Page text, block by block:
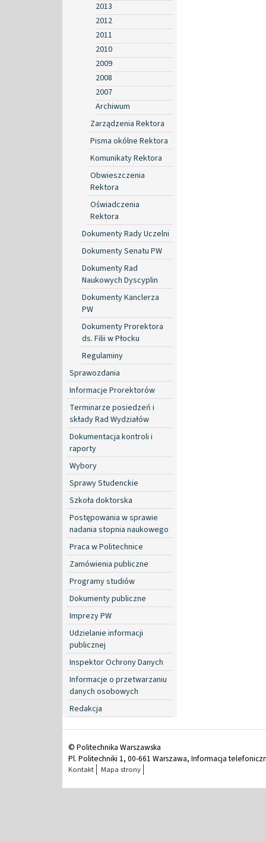
2013
2012
2011
2010
2009
2008
2007
Archiwum
Zarządzenia Rektora
Pisma okólne Rektora
Komunikaty Rektora
Obwieszczenia
Rektora
Oświadczenia
Rektora
Dokumenty Rady Uczelni
Dokumenty Senatu PW
Dokumenty Rad
Naukowych Dyscyplin
Dokumenty Kanclerza
PW
Dokumenty Prorektora
ds. Filii w Płocku
Regulaminy
Sprawozdania
Informacje Prorektorów
Terminarze posiedzeń i
składy Rad Wydziałów
Dokumentacja kontroli i
raporty
Wybory
Sprawy Studenckie
Szkoła doktorska
Postępowania w sprawie
nadania stopnia naukowego
Praca w Politechnice
Zamówienia publiczne
Programy studiów
Dokumenty publiczne
Imprezy PW
Udzielanie informacji
publicznej
Inspektor Ochrony Danych
Informacje o przetwarzaniu
danych osobowych
Redakcja
© Politechnika Warszawska
Pl. Politechniki 1, 00-661 Warszawa, Informacja
Kontakt Mapa strony